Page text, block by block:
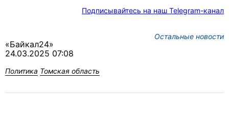
Подписывайтесь на наш Telegram-канал
Остальные новости
«Байкал24»
24.03.2025 07:08
Политика Томская область